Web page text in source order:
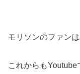
モリソンのファン
これからもYoutube